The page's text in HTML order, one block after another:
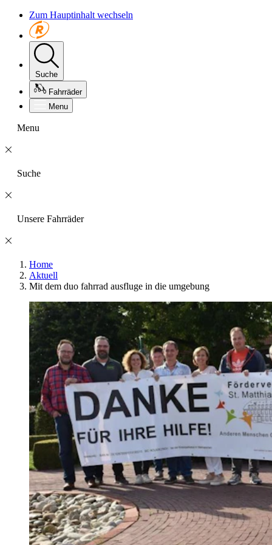
Zum Hauptinhalt wechseln
Suche
Fahrräder
Menu
Menu
Suche
Unsere Fahrräder
Home
Aktuell
Mit dem duo fahrrad ausfluge in die umgebung